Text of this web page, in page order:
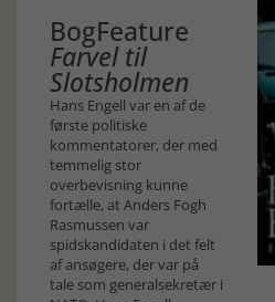
BogFeature
Farvel til
Slotsholmen
Hans Engell var en af de
første politiske
kommentatorer, der med
temmelig stor
overbevisning kunne
fortælle, at Anders Fogh
Rasmussen var
spidskandidaten i det felt
af ansøgere, der var på
tale som generalsekretær i